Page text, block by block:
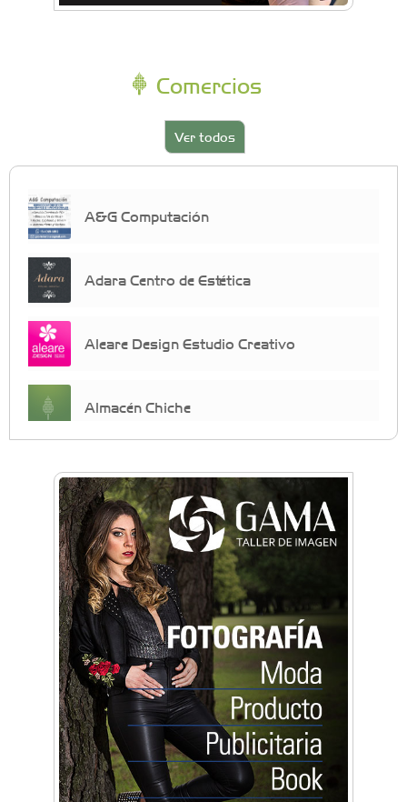
Comercios
Ver todos
A&G Computación
Adara Centro de Estética
Aleare Design Estudio Creativo
Almacén Chiche
crecimiento personal
Arq. Horacio Alejandro Sánchez
Artística ApasionArte
Artística Catalina
Artística Veral
BAIC Ramos Mejía